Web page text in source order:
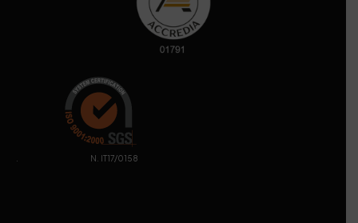
. N. IT17/0158